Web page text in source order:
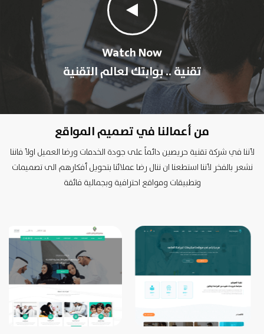
Watch Now
تقنية .. بوابتك لعالم التقنية
من أعمالنا في تصميم المواقع
لأننا في شركة تقنية حريصين دائماً على جودة الخدمات ورضا العميل اولأ فاننا
نشعر بالفخر لأننا استطعنا ان ننال رضا عملائنا بتحويل أفكارهم الى تصميمات
وتطبيقات ومواقع احترافية وبجمالية فائقة